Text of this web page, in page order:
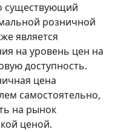
существующий
розничной
является
на уровень цен на
доступность.
цена
самостоятельно,
на рынок
ценой.